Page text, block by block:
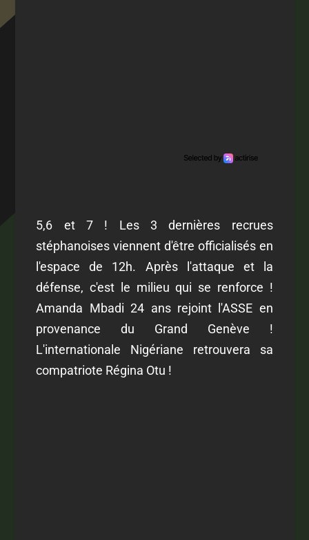
5,6 et 7 ! Les 3 dernières recrues
stéphanoises viennent d'être officialisés en
l'espace de 12h. Après l'attaque et la
défense, c'est le milieu qui se renforce !
Amanda Mbadi 24 ans rejoint l'ASSE en
provenance du Grand Genève !
L'internationale Nigériane retrouvera sa
compatriote Régina Otu !